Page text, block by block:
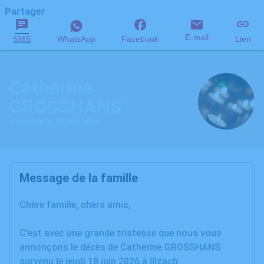
Partager
SMS WhatsApp Facebook E-mail Lien
Message de la famille
Chère famille, chers amis,
C’est avec une grande tristesse que nous vous
annonçons le décès de Catherine GROSSHANS
survenu le jeudi 18 juin 2026 à Illzach.